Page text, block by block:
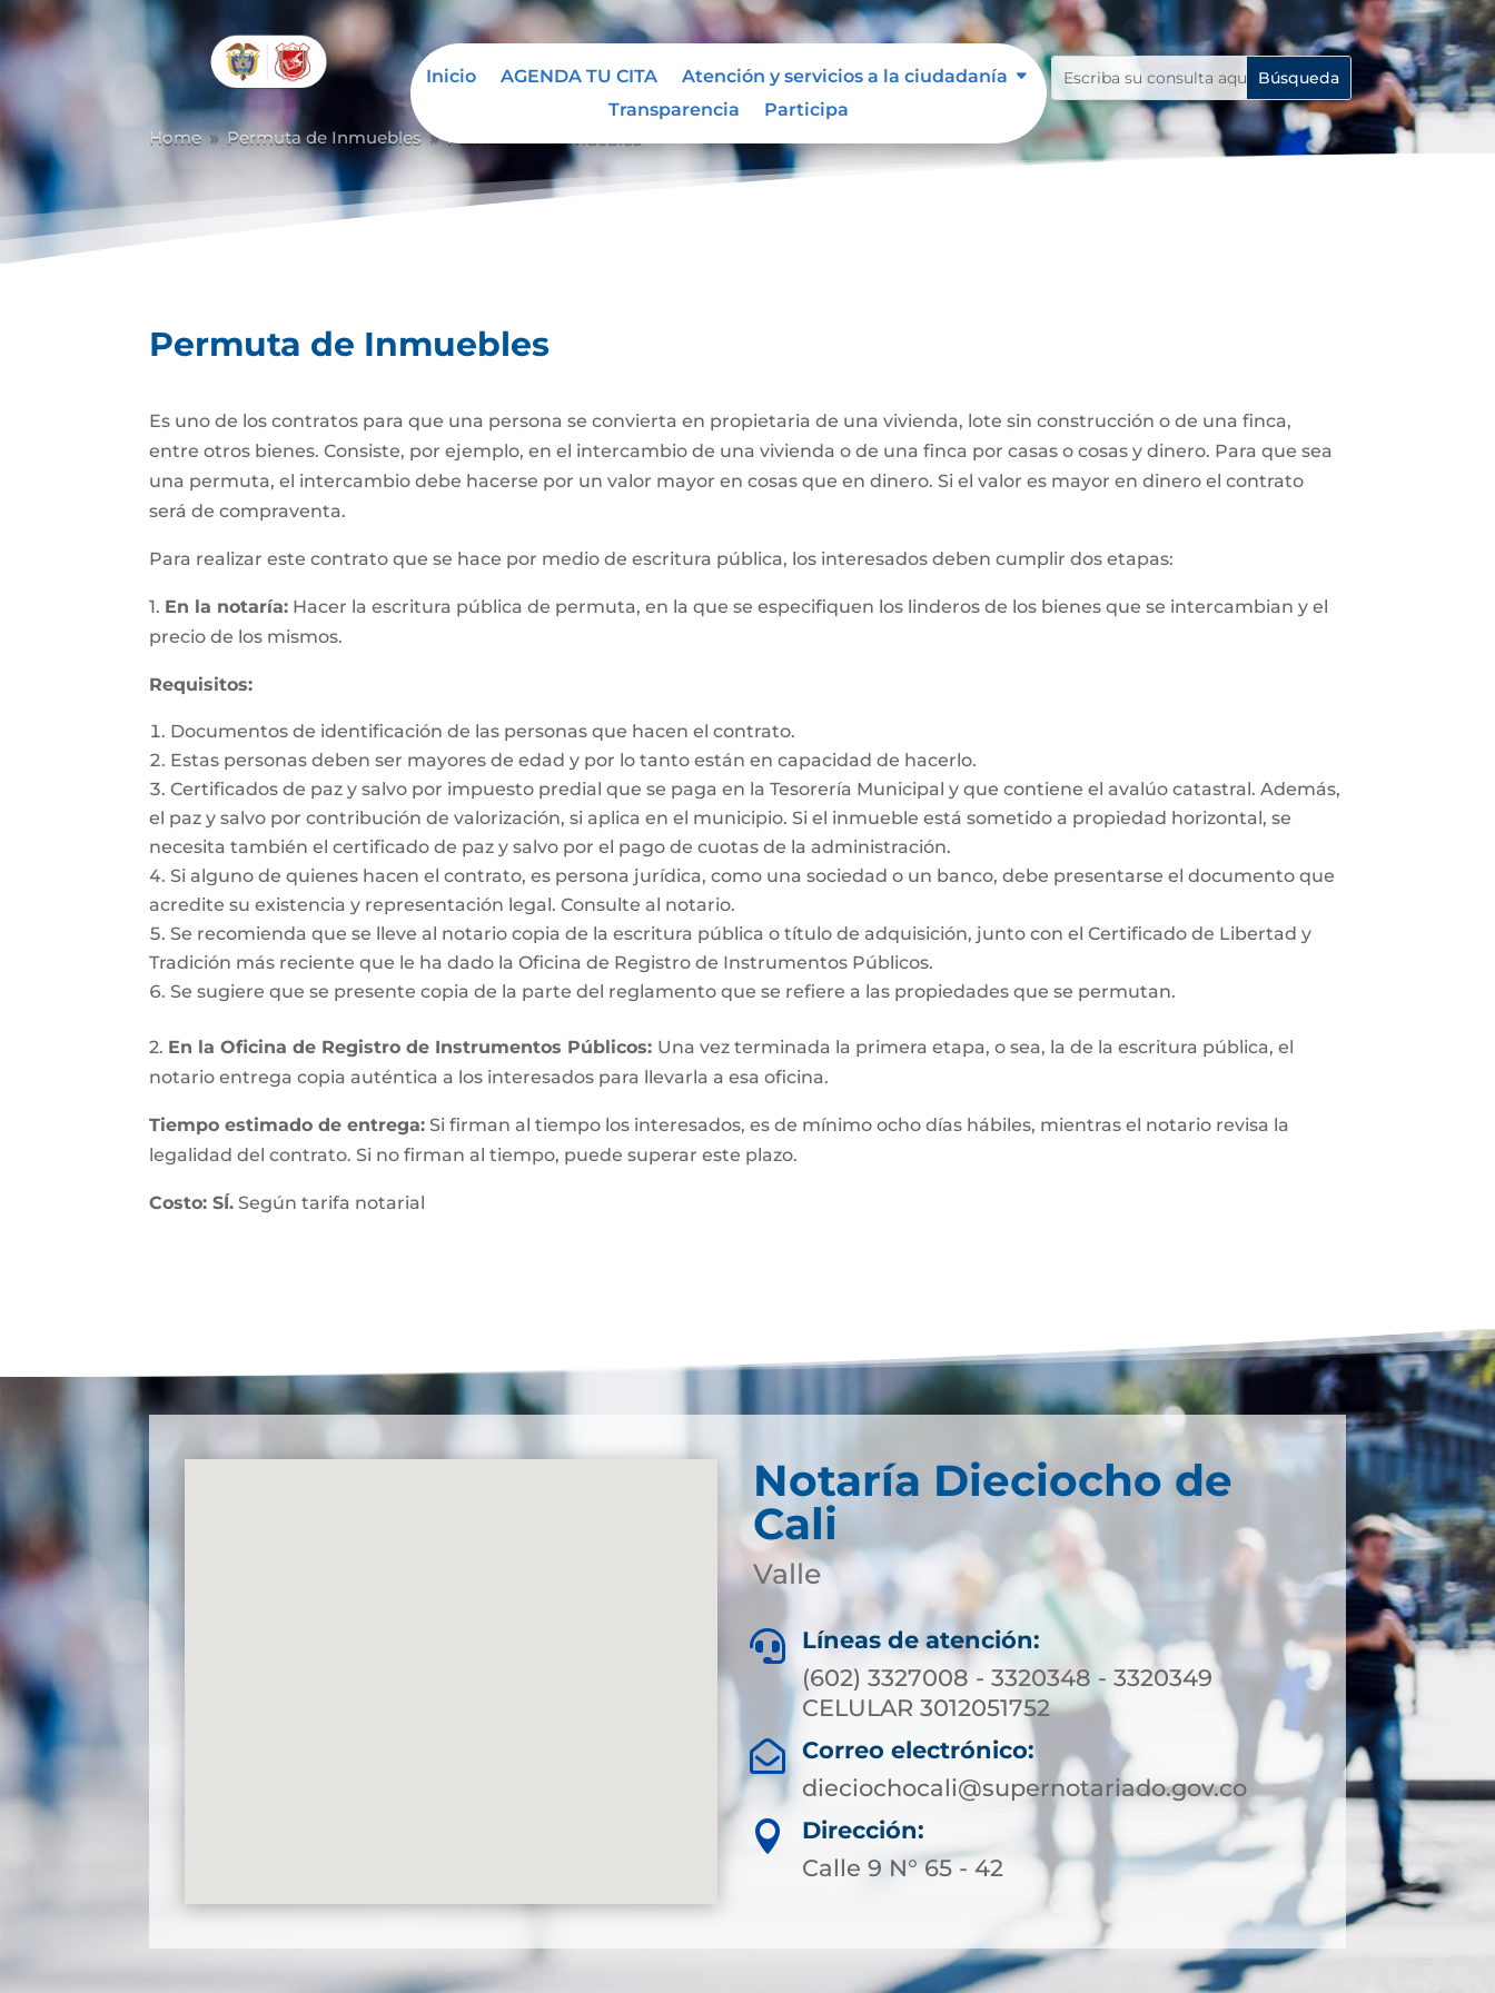
Inicio AGENDA TU CITA
Atención y servicios a la ciudadanía
Transparencia
Participa
Home 9 Permuta de Inmuebles 9 Permuta de Inmuebles
Permuta de Inmuebles
Es uno de los contratos para que una persona se convierta en propietaria de una vivienda, lote sin construcción o de una finca,
entre otros bienes. Consiste, por ejemplo, en el intercambio de una vivienda o de una finca por casas o cosas y dinero. Para que sea
una permuta, el intercambio debe hacerse por un valor mayor en cosas que en dinero. Si el valor es mayor en dinero el contrato
será de compraventa.
Para realizar este contrato que se hace por medio de escritura pública, los interesados deben cumplir dos etapas:
1. En la notaría: Hacer la escritura pública de permuta, en la que se especifiquen los linderos de los bienes que se intercambian y el
precio de los mismos.
Requisitos:
Documentos de identificación de las personas que hacen el contrato.
Estas personas deben ser mayores de edad y por lo tanto están en capacidad de hacerlo.
Certificados de paz y salvo por impuesto predial que se paga en la Tesorería Municipal y que contiene el avalúo catastral. Además,
el paz y salvo por contribución de valorización, si aplica en el municipio. Si el inmueble está sometido a propiedad horizontal, se
necesita también el certificado de paz y salvo por el pago de cuotas de la administración.
Si alguno de quienes hacen el contrato, es persona jurídica, como una sociedad o un banco, debe presentarse el documento que
acredite su existencia y representación legal. Consulte al notario.
Se recomienda que se lleve al notario copia de la escritura pública o título de adquisición, junto con el Certificado de Libertad y
Tradición más reciente que le ha dado la Oficina de Registro de Instrumentos Públicos.
Se sugiere que se presente copia de la parte del reglamento que se refiere a las propiedades que se permutan.
2. En la Oficina de Registro de Instrumentos Públicos: Una vez terminada la primera etapa, o sea, la de la escritura pública, el
notario entrega copia auténtica a los interesados para llevarla a esa oficina.
Tiempo estimado de entrega: Si firman al tiempo los interesados, es de mínimo ocho días hábiles, mientras el notario revisa la
legalidad del contrato. Si no firman al tiempo, puede superar este plazo.
Costo: SÍ. Según tarifa notarial
Notaría Dieciocho de
Cali
Valle

Líneas de atención:
(602) 3327008 - 3320348 - 3320349
CELULAR 3012051752

Correo electrónico:
dieciochocali@supernotariado.gov.co

Dirección:
Calle 9 N° 65 - 42